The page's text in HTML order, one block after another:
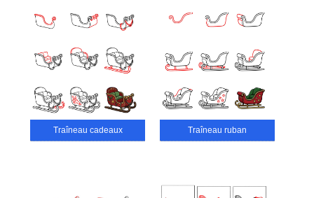
Traîneau cadeaux Traîneau ruban